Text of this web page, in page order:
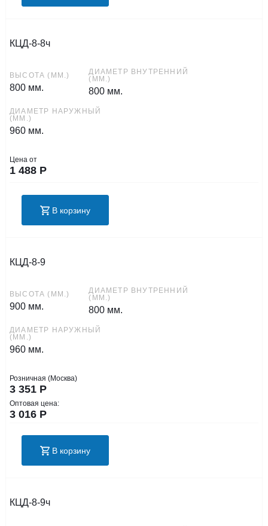
КЦД-8-8ч
ВЫСОТА (ММ.)
800 мм.
ДИАМЕТР ВНУТРЕННИЙ
(ММ.)
800 мм.
ДИАМЕТР НАРУЖНЫЙ
(ММ.)
960 мм.
Цена от
1 488 Р
В корзину
КЦД-8-9
ВЫСОТА (ММ.)
900 мм.
ДИАМЕТР ВНУТРЕННИЙ
(ММ.)
800 мм.
ДИАМЕТР НАРУЖНЫЙ
(ММ.)
960 мм.
Розничная (Москва)
3 351 Р
Оптовая цена:
3 016 Р
В корзину
КЦД-8-9ч